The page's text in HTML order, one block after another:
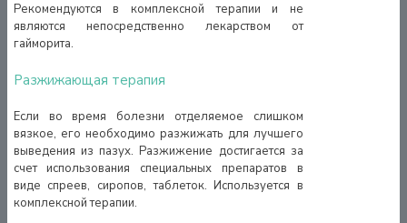
Рекомендуются в комплексной терапии и не
являются непосредственно лекарством от
гайморита.
Разжижающая терапия
Если во время болезни отделяемое слишком
вязкое, его необходимо разжижать для лучшего
выведения из пазух. Разжижение достигается за
счет использования специальных препаратов в
виде спреев, сиропов, таблеток. Используется в
комплексной терапии.